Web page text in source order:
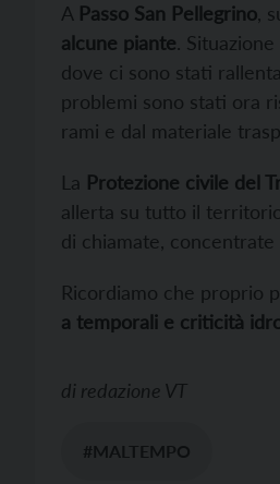
A Passo San Pellegrino ,
alcune piante.
dove ci sono stati
problemi sono stati ora
rami e dal materiale
La Protezione civile del
allerta su tutto il
di chiamate, concentrate
Ricordiamo che proprio
a temporali e criticità
di redazione VT
#MALTEMPO